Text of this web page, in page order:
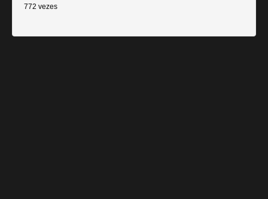
772 vezes